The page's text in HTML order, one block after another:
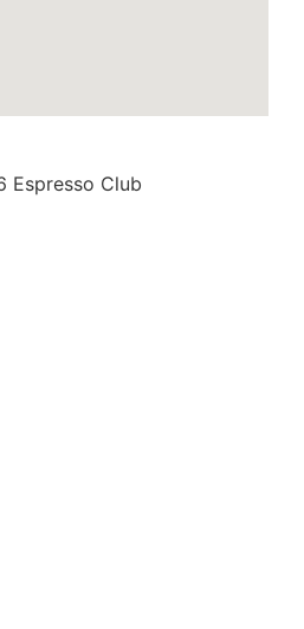
© 2026 Espresso Club